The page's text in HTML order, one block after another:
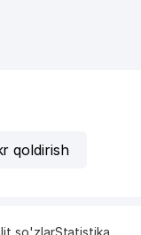
qoldirish
so'zlarStatistika